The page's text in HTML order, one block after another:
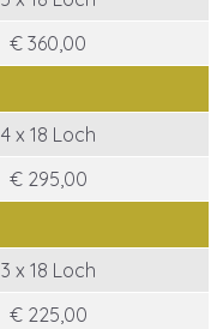
€ 360,00
4 x 18 Loch
€ 295,00
3 x 18 Loch
€ 225,00